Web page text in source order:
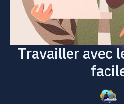
Travailler avec